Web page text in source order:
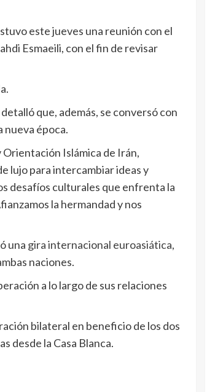
este jueves una reunión con el
Esmaeili, con el fin de revisar
que, además, se conversó con
nueva época.
Islámica de Irán,
lujo para intercambiar ideas y
desafíos culturales que enfrenta la
la hermandad y nos
una gira internacional euroasiática,
naciones.
a lo largo de sus relaciones
bilateral en beneficio de los dos
desde la Casa Blanca.